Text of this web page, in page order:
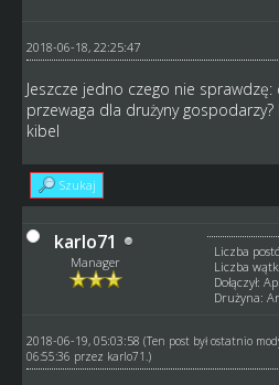
2018-06-18, 22:25:47
Jeszcze jedno czego nie sprawdzę:
przewaga dla drużyny
kibel
Szukaj
karlo71
Manager
Liczba
Liczba
Dołączył:
Drużyna:
2018-06-19, 05:03:58 (Ten post był ostatnio
06:55:36 przez karlo71 .)